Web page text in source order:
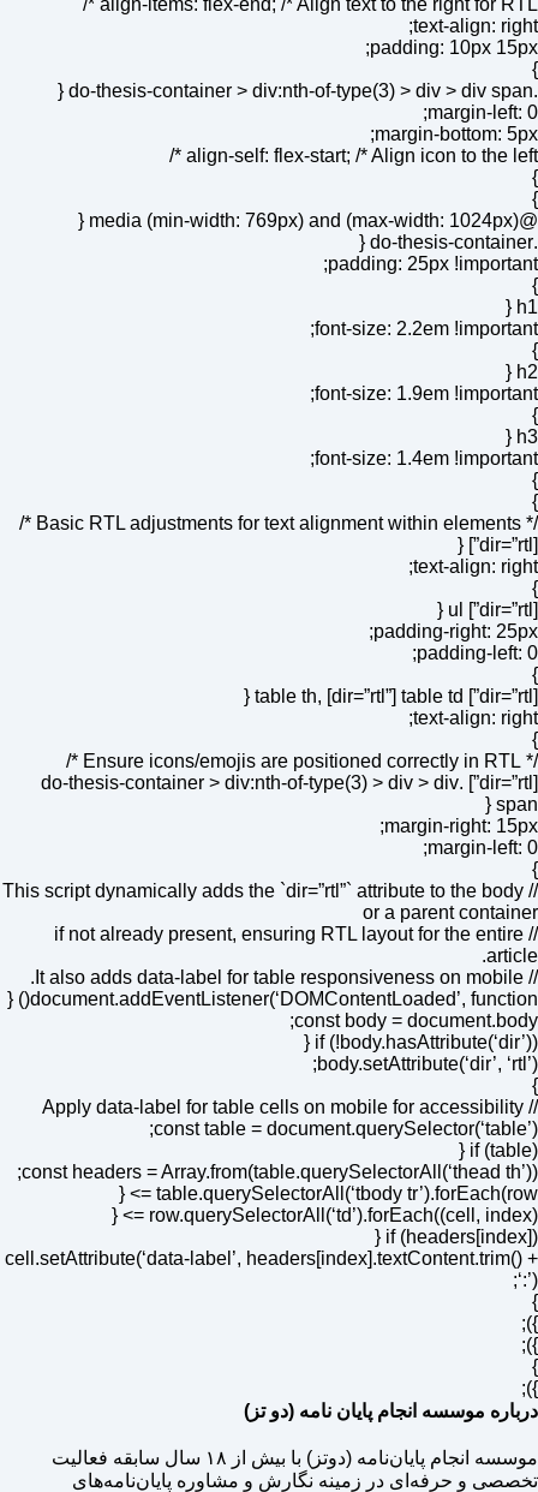
align-items: flex-end; /* Align text to the right for RTL */
text-align: right;
padding: 10px 15px;
}
.do-thesis-container > div:nth-of-type(3) > div > div span {
margin-left: 0;
margin-bottom: 5px;
align-self: flex-start; /* Align icon to the left */
}
}
@media (min-width: 769px) and (max-width: 1024px) {
.do-thesis-container {
padding: 25px !important;
}
h1 {
font-size: 2.2em !important;
}
h2 {
font-size: 1.9em !important;
}
h3 {
font-size: 1.4em !important;
}
}
/* Basic RTL adjustments for text alignment within elements */
[dir=”rtl”] {
text-align: right;
}
[dir=”rtl”] ul {
padding-right: 25px;
padding-left: 0;
}
[dir=”rtl”] table th, [dir=”rtl”] table td {
text-align: right;
}
/* Ensure icons/emojis are positioned correctly in RTL */
[dir=”rtl”] .do-thesis-container > div:nth-of-type(3) > div > div
span {
margin-right: 15px;
margin-left: 0;
}
// This script dynamically adds the `dir=”rtl”` attribute to the body
or a parent container
// if not already present, ensuring RTL layout for the entire
article.
// It also adds data-label for table responsiveness on mobile.
document.addEventListener(‘DOMContentLoaded’, function() {
const body = document.body;
if (!body.hasAttribute(‘dir’)) {
body.setAttribute(‘dir’, ‘rtl’);
}
// Apply data-label for table cells on mobile for accessibility
const table = document.querySelector(‘table’);
if (table) {
const headers = Array.from(table.querySelectorAll(‘thead th’));
table.querySelectorAll(‘tbody tr’).forEach(row => {
row.querySelectorAll(‘td’).forEach((cell, index) => {
if (headers[index]) {
cell.setAttribute(‘data-label’, headers[index].textContent.trim() +
‘:’);
}
});
});
}
});
درباره موسسه انجام پایان نامه (دو تز)
موسسه انجام پایان‌نامه (دوتز) با بیش از ۱۸ سال سابقه فعالیت
تخصصی و حرفه‌ای در زمینه نگارش و مشاوره پایان‌نامه‌های